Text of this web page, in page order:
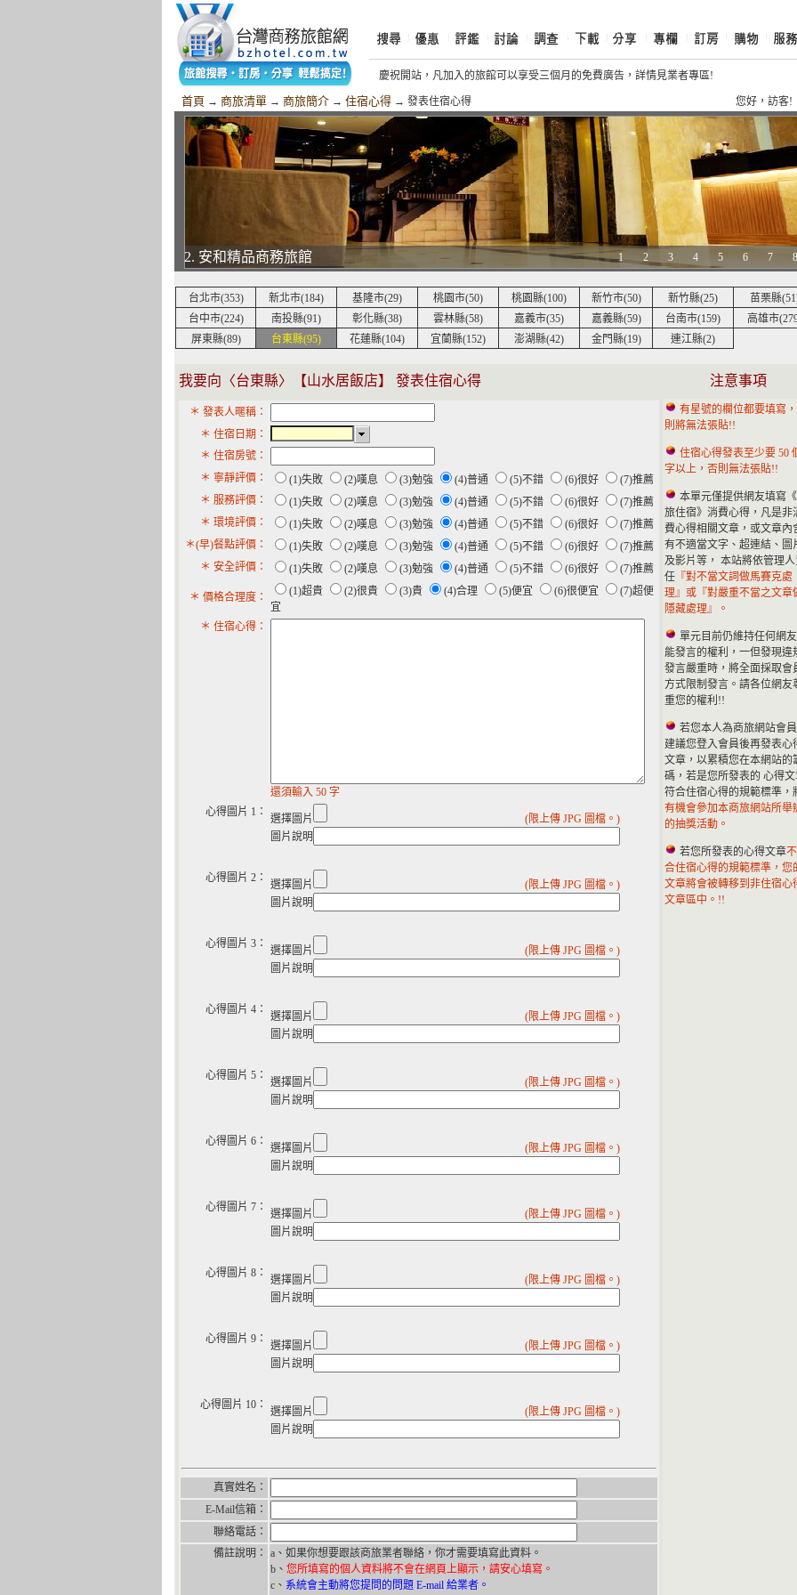
慶祝開站，凡加入的旅館可以享受三個月的免費廣告，詳情見業者專區!
首頁 → 商旅清單 → 商旅簡介 → 住宿心得 → 發表住宿心得 您好，
2. 安和精品商務旅館 8
7
6
5
4
3
2
1
台北市(353) 新北市(184) 基隆市(29) 桃園市(50) 桃園縣(100) 新竹市(50) 新竹縣(25)
苗栗縣
台中市(224)
南投縣(91) 彰化縣(38) 雲林縣(58) 嘉義市(35) 嘉義縣(59) 台南市(159)
高雄市
屏東縣(89)
台東縣(95) 花蓮縣(104) 宜蘭縣(152) 澎湖縣(42) 金門縣(19) 連江縣(2)
我要向〈台東縣〉【山水居飯店】 發表住宿心得 注意事項
＊ 發表人暱稱：
＊ 住宿日期：
＊ 住宿房號：
＊ 寧靜評價：
(1)失敗 (2)嘆息 (3)勉強 (4)普通 (5)不錯 (6)很好
(7)推薦
＊ 服務評價：
(1)失敗 (2)嘆息 (3)勉強 (4)普通 (5)不錯 (6)很好
(7)推薦
＊ 環境評價：
(1)失敗 (2)嘆息 (3)勉強 (4)普通 (5)不錯 (6)很好
(7)推薦
＊(早)餐點評價：
(1)失敗 (2)嘆息 (3)勉強 (4)普通 (5)不錯 (6)很好
(7)推薦
＊ 安全評價：
(1)失敗 (2)嘆息 (3)勉強 (4)普通 (5)不錯 (6)很好 (7)推薦
＊ 價格合理度： (1)超貴 (2)很貴 (3)貴 (4)合理 (5)便宜 (6)很便宜
(7)超便
宜
＊ 住宿心得：
還須輸入 50 字
心得圖片 1：
選擇圖片
(限上傳 JPG 圖檔。)
圖片說明
心得圖片 2：
選擇圖片
(限上傳 JPG 圖檔。)
圖片說明
心得圖片 3：
選擇圖片
(限上傳 JPG 圖檔。)
圖片說明
心得圖片 4：
選擇圖片
(限上傳 JPG 圖檔。)
圖片說明
心得圖片 5：
選擇圖片
(限上傳 JPG 圖檔。)
圖片說明
心得圖片 6：
選擇圖片
(限上傳 JPG 圖檔。)
圖片說明
心得圖片 7：
選擇圖片
(限上傳 JPG 圖檔。)
圖片說明
心得圖片 8：
選擇圖片
(限上傳 JPG 圖檔。)
圖片說明
心得圖片 9：
選擇圖片
(限上傳 JPG 圖檔。)
圖片說明
心得圖片 10：
選擇圖片
(限上傳 JPG 圖檔。)
圖片說明
真實姓名：
E-Mail信箱：
聯絡電話：
備註說明：
a、如果你想要跟該商旅業者聯絡，你才需要填寫此資料。
b、 您所填寫的個人資料將不會在網頁上顯示，請安心填寫。
c、 系統會主動將您提問的問題 E-mail 給業者。
有星號的欄位都要填寫
則將無法張貼!!
住宿心得發表至少要 50
字以上，否則無法張貼!!
本單元僅提供網友填寫
旅住宿》消費心得，凡是非
費心得相關文章，或文章內
有不適當文字、超連結、圖
及影片等， 本站將依管理
任 『對不當文詞做馬賽克處
理』或『對嚴重不當之文章
隱藏處理』。
單元目前仍維持任何網
能發言的權利，一但發現違
發言嚴重時，將全面採取會
方式限制發言。請各位網友
重您的權利!!
若您本人為商旅網站會員
建議您登入會員後再發表心
文章，以累積您在本網站的
碼，若是您所發表的 心得
符合住宿心得的規範標準，
有機會參加本商旅網站所舉
的抽獎活動。
若您所發表的心得文章
合住宿心得的規範標準，您
文章將會被轉移到非住宿心
文章區中。!!